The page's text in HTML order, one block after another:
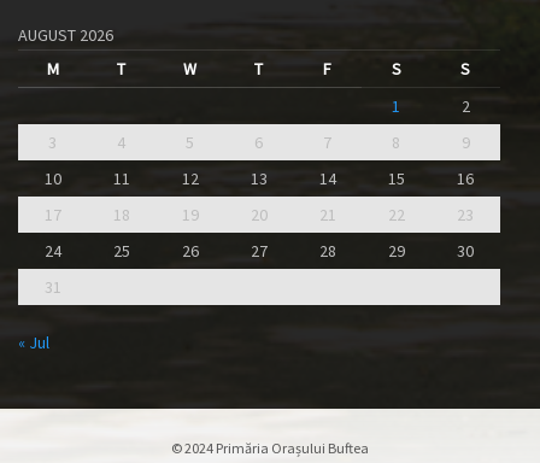
AUGUST 2026
M
T W T F S
S
1
2
3
4 5 6 7 8
9
10
11 12 13 14 15
16
17
18 19 20 21 22
23
24
25 26 27 28 29
30
31
« Jul
© 2024 Primăria Orașului Buftea